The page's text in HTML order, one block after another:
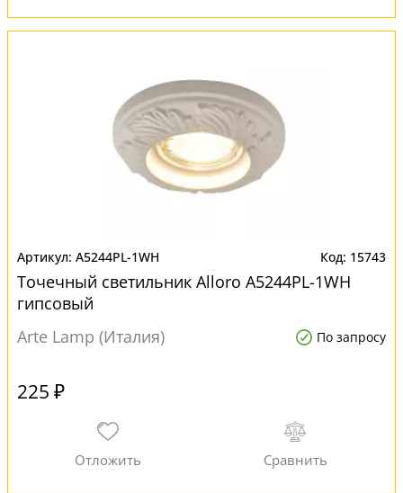
A5244PL-1WH 15743
Точечный светильник Alloro A5244PL-1WH
гипсовый
Arte Lamp (Италия)
По запросу
225 ₽